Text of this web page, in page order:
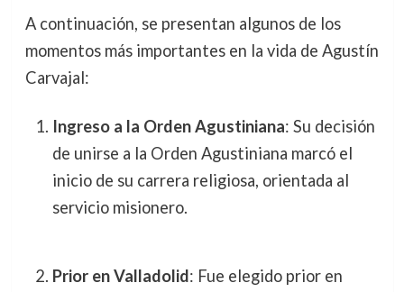
A continuación, se presentan algunos de los
momentos más importantes en la vida de Agustín
Carvajal:
Ingreso a la Orden Agustiniana: Su decisión
de unirse a la Orden Agustiniana marcó el
inicio de su carrera religiosa, orientada al
servicio misionero.
Prior en Valladolid: Fue elegido prior en